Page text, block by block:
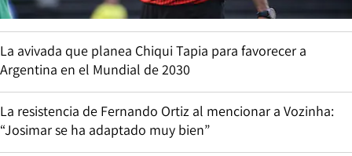
La avivada que planea Chiqui Tapia para favorecer a
Argentina en el Mundial de 2030
La resistencia de Fernando Ortiz al mencionar a Vozinha:
“Josimar se ha adaptado muy bien”